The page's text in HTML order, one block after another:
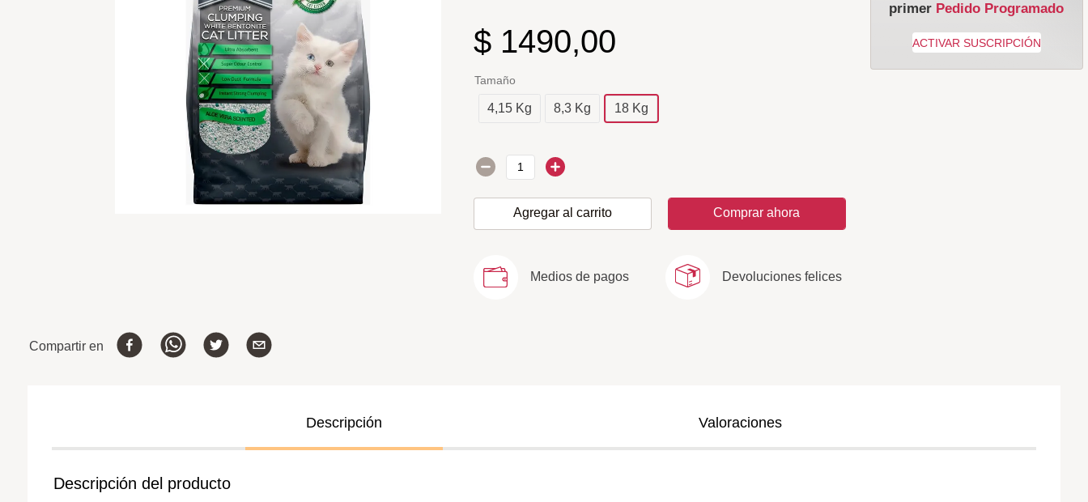
$ 1490,00
Tamaño
4,15 Kg 8,3 Kg 18 Kg
Agregar al carrito Comprar ahora
primer Pedido Programado
Medios de pagos Devoluciones felices
Compartir en
Descripción Valoraciones
Descripción del producto